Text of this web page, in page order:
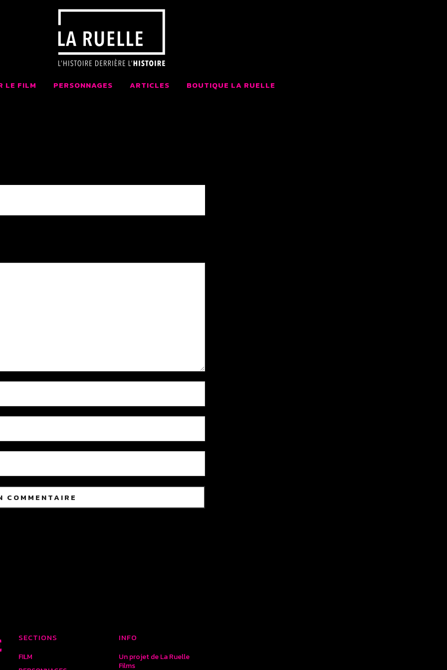
RUELLE FILMS
LE FILM PERSONNAGES ARTICLES BOUTIQUE LA RUELLE
SECTIONS
FILM
INFO
Un projet de La Ruelle
Films